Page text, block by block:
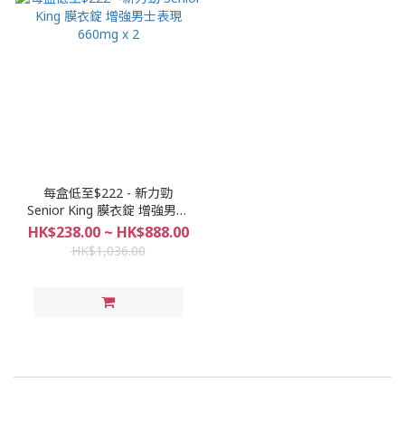
每盒低至$222 - 新力勁
Senior King 膜衣錠 增強男士
表現 660mg x 2
HK$238.00 ~ HK$888.00
HK$1,036.00